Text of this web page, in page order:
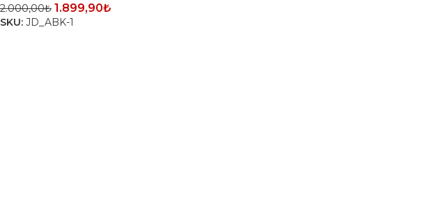
2.000,00₺ 1.899,90₺
SKU: JD_ABK-1